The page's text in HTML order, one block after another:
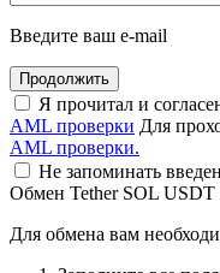
Введите ваш e-mail
Я прочитал и
AML проверки Для
AML проверки.
Не запоминать
Обмен Tether SOL
Для обмена вам